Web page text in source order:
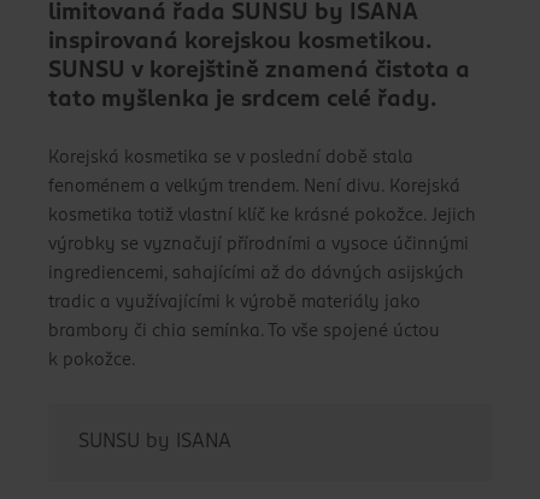
limitovaná řada SUNSU by ISANA
inspirovaná korejskou kosmetikou.
SUNSU v korejštině znamená čistota a
tato myšlenka je srdcem celé řady.
Korejská kosmetika se v poslední době stala
fenoménem a velkým trendem. Není divu. Korejská
kosmetika totiž vlastní klíč ke krásné pokožce. Jejich
výrobky se vyznačují přírodními a vysoce účinnými
ingrediencemi, sahajícími až do dávných asijských
tradic a využívajícími k výrobě materiály jako
brambory či chia semínka. To vše spojené úctou
k pokožce.
SUNSU by ISANA